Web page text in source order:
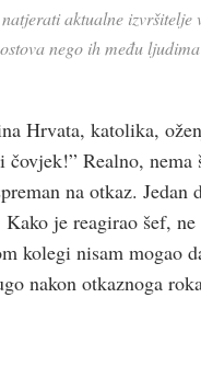
aktualne
nego ih među
Hrvata, katolika,
Realno,
na otkaz. Jedan
je reagirao šef,
kolegi nisam mogao
nakon otkaznoga